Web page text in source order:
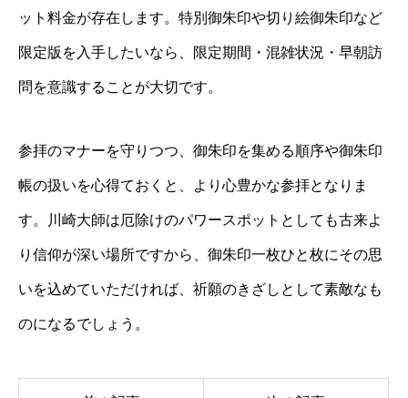
ット料金が存在します。特別御朱印や切り絵御朱印など
限定版を入手したいなら、限定期間・混雑状況・早朝訪
問を意識することが大切です。
参拝のマナーを守りつつ、御朱印を集める順序や御朱印
帳の扱いを心得ておくと、より心豊かな参拝となりま
す。川崎大師は厄除けのパワースポットとしても古来よ
り信仰が深い場所ですから、御朱印一枚ひと枚にその思
いを込めていただければ、祈願のきざしとして素敵なも
のになるでしょう。